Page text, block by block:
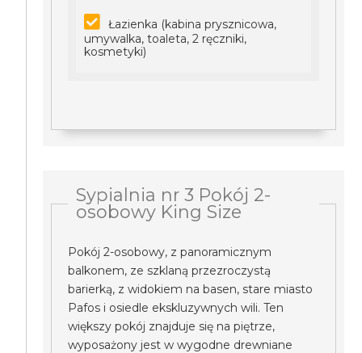
Łazienka (kabina prysznicowa,
umywalka, toaleta, 2 ręczniki,
kosmetyki)
Sypialnia nr 3 Pokój 2-
osobowy King Size
Pokój 2-osobowy, z panoramicznym
balkonem, ze szklaną przezroczystą
barierką, z widokiem na basen, stare miasto
Pafos i osiedle ekskluzywnych wili. Ten
większy pokój znajduje się na piętrze,
wyposażony jest w wygodne drewniane